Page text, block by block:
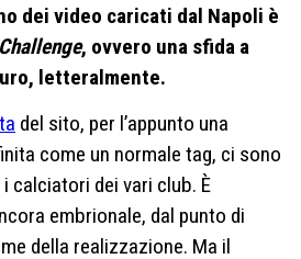
dei video caricati dal Napoli è
, ovvero una sfida a
letteralmente.
del sito, per l’appunto una
come un normale tag, ci sono
dei vari club. È
embrionale, dal punto di
della realizzazione. Ma il